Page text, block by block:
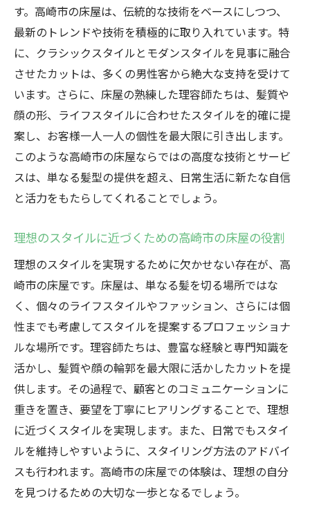
高崎市の床屋での細やかなスタイル提案
顔の形に合わせた高崎市の床屋のカット技
術
トレンドを先取りする高崎市の床屋のスタ
イリング
高崎市の床屋でのカットがライフスタイル
を変える
高崎市の床屋でのカット後に続く満足感
プロの目線から見る高崎市の床屋でのスタ
高崎市の床屋で味わう落ち着きと技術の融合
高崎市の床屋でのリラックス体験
高崎市の床屋で施される確かな技術
高崎市の床屋で味わう優雅なひととき
高崎市の床屋が提供する心地よい空間
高崎市の床屋での施術がもたらす癒しの時
間
高崎市の床屋での技術とサービスの相乗効
果
床屋でのプロのアドバイスで手に入れる自分ら
しいカット
高崎市の床屋での個性を引き出すカウンセ
す。高崎市の床屋は、伝統的な技術をベースにしつつ、
最新のトレンドや技術を積極的に取り入れています。特
に、クラシックスタイルとモダンスタイルを見事に融合
させたカットは、多くの男性客から絶大な支持を受けて
います。さらに、床屋の熟練した理容師たちは、髪質や
顔の形、ライフスタイルに合わせたスタイルを的確に提
案し、お客様一人一人の個性を最大限に引き出します。
このような高崎市の床屋ならではの高度な技術とサービ
スは、単なる髪型の提供を超え、日常生活に新たな自信
と活力をもたらしてくれることでしょう。
理想のスタイルに近づくための高崎市の床屋の役割
理想のスタイルを実現するために欠かせない存在が、高
崎市の床屋です。床屋は、単なる髪を切る場所ではな
く、個々のライフスタイルやファッション、さらには個
性までも考慮してスタイルを提案するプロフェッショナ
ルな場所です。理容師たちは、豊富な経験と専門知識を
活かし、髪質や顔の輪郭を最大限に活かしたカットを提
供します。その過程で、顧客とのコミュニケーションに
重きを置き、要望を丁寧にヒアリングすることで、理想
に近づくスタイルを実現します。また、日常でもスタイ
ルを維持しやすいように、スタイリング方法のアドバイ
スも行われます。高崎市の床屋での体験は、理想の自分
を見つけるための大切な一歩となるでしょう。